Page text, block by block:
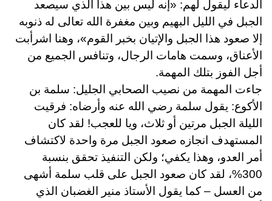
الدعاء ليقول لهم: «إنه ليس بين هذا الذي سيصعد
الجبل في الليل البهيم وبين مغفرة الله تعالى له ذنوبه
إلا صعود هذا الجبل والإتيان بخبر القوم»، وهنا اشرأبت
الأعناق، وسمت هامات الرجال، وتنافس الجميع من
أجل الفوز بتلك المهمة.
جاءت المهمة من نصيب الصحابي الجليل: سلمة بن
الأكوع: يقول سلمة رضي الله عنه وأرضاه: فرقيت
الليلة الجبل مرتين أو ثلاث، ويا للعجب! لقد كان
المستهدف انجازه صعود الجبل مرة واحدة لاكتشاف
أمر العدو، وهذا يكفي؛ ولكن التنفيذ تحقق بنسبة
300%، لقد كان صعود الجبل على قلب سلمة أشهى
من العسل – كما يقول الأستاذ منير الغضبان الذي